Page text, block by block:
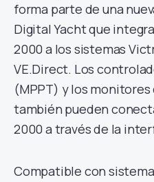
forma parte de una
Digital Yacht que
2000 a los sistemas
VE.Direct. Los
(MPPT) y los
también pueden
2000 a través de la
Compatible con